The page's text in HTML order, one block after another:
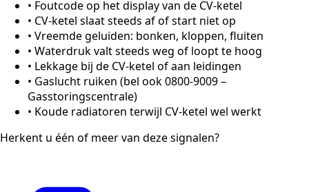
• Foutcode op het display van de CV-ketel
• CV-ketel slaat steeds af of start niet op
• Vreemde geluiden: bonken, kloppen, fluiten
• Waterdruk valt steeds weg of loopt te hoog
• Lekkage bij de CV-ketel of aan leidingen
• Gaslucht ruiken (bel ook 0800-9009 –
Gasstoringscentrale)
• Koude radiatoren terwijl CV-ketel wel werkt
Herkent u één of meer van deze signalen?